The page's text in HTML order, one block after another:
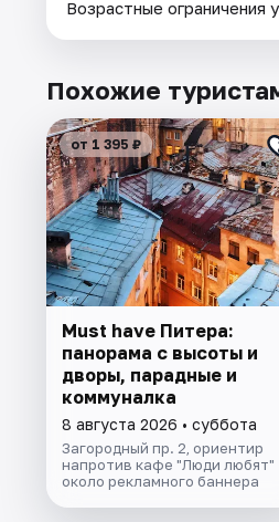
Возрастные ограничения
Похожие
от 1 395 ₽
Must have Питера:
панорама с высоты и
дворы, парадные и
коммуналка
8 августа 2026 • суббота
Загородный пр. 2, ориентир
напротив кафе "Люди любят"
около рекламного баннера